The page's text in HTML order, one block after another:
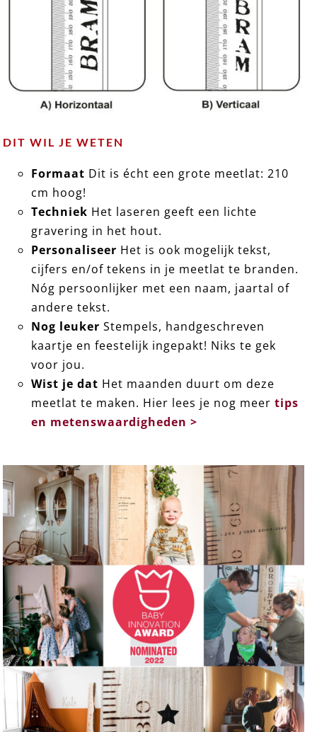
DIT WIL JE WETEN
Formaat Dit is écht een grote meetlat: 210
cm hoog!
Techniek Het laseren geeft een lichte
gravering in het hout.
Personaliseer Het is ook mogelijk tekst,
cijfers en/of tekens in je meetlat te branden.
Nóg persoonlijker met een naam, jaartal of
andere tekst.
Nog leuker Stempels, handgeschreven
kaartje en feestelijk ingepakt! Niks te gek
voor jou.
Wist je dat Het maanden duurt om deze
meetlat te maken. Hier lees je nog meertips
en metenswaardigheden >